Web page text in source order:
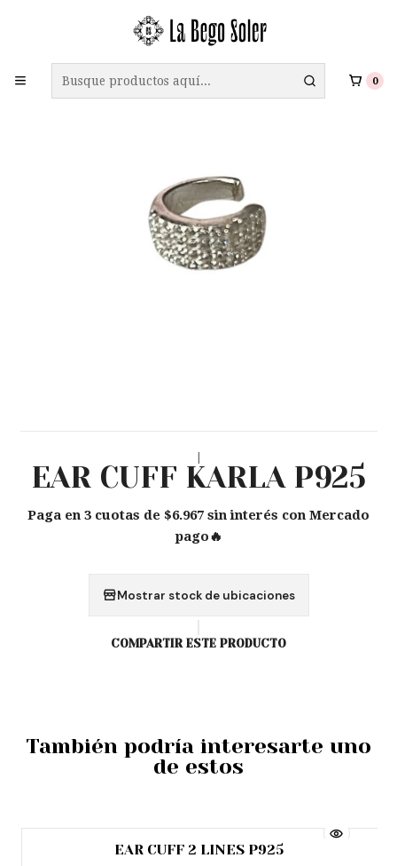
0
ENVÍO GRATIS A TODO CHILE EN COMPRAS SOBRE $69.990
|
EAR CUFF KARLA P925
Paga en 3 cuotas de $6.967 sin interés con Mercado
pago🔥
Mostrar stock de ubicaciones
COMPARTIR ESTE PRODUCTO
También podría interesarte uno
de estos
EAR CUFF 2 LINES P925